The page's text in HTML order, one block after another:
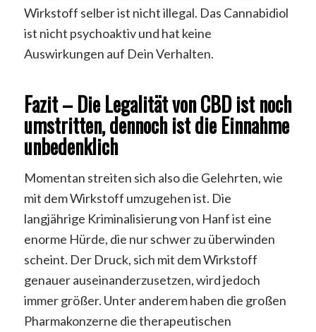
Wirkstoff selber ist nicht illegal. Das Cannabidiol
ist nicht psychoaktiv und hat keine
Auswirkungen auf Dein Verhalten.
Fazit – Die Legalität von CBD ist noch
umstritten, dennoch ist die Einnahme
unbedenklich
Momentan streiten sich also die Gelehrten, wie
mit dem Wirkstoff umzugehen ist. Die
langjährige Kriminalisierung von Hanf ist eine
enorme Hürde, die nur schwer zu überwinden
scheint. Der Druck, sich mit dem Wirkstoff
genauer auseinanderzusetzen, wird jedoch
immer größer. Unter anderem haben die großen
Pharmakonzerne die therapeutischen